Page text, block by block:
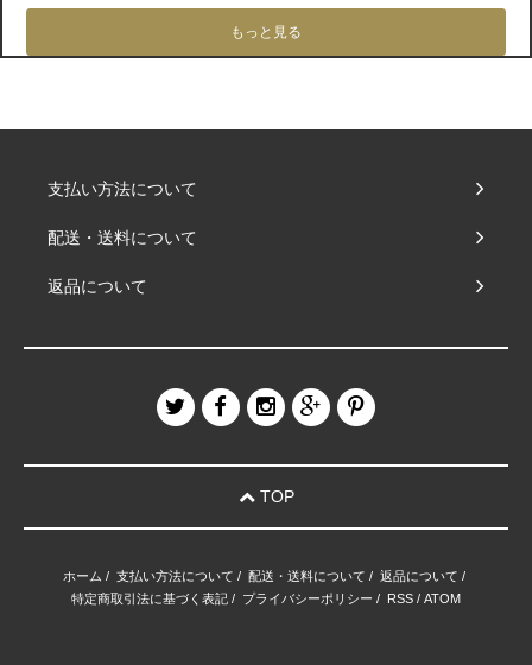
もっと見る
支払い方法について
配送・送料について
返品について
TOP
ホーム / 支払い方法について / 配送・送料について / 返品について /
特定商取引法に基づく表記 / プライバシーポリシー / RSS / ATOM